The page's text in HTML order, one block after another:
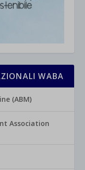
WABA
(ABM)
Association